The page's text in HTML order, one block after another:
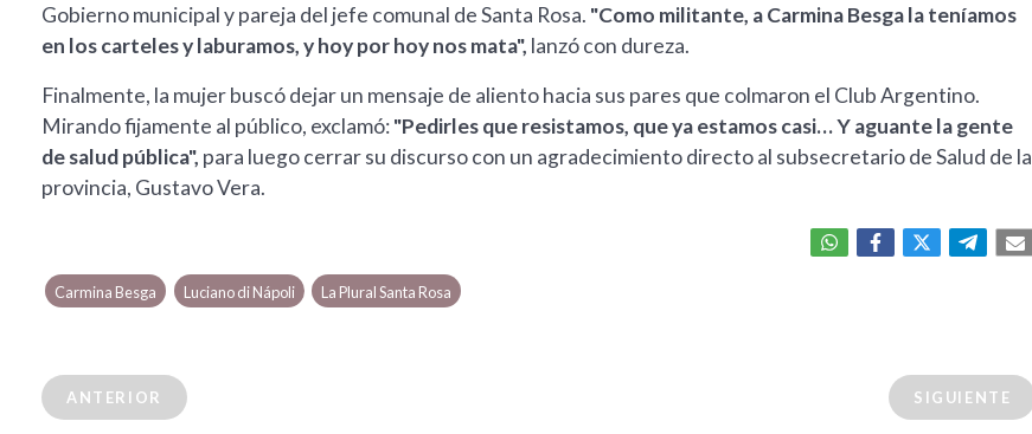
Gobierno municipal y pareja del jefe comunal de Santa Rosa. "Como militante, a Carmina Besga la teníamos
en los carteles y laburamos, y hoy por hoy nos mata", lanzó con dureza.
Finalmente, la mujer buscó dejar un mensaje de aliento hacia sus pares que colmaron el Club Argentino.
Mirando fijamente al público, exclamó:"Pedirles que resistamos, que ya estamos casi… Y aguante la gente
de salud pública", para luego cerrar su discurso con un agradecimiento directo al subsecretario de Salud de la
provincia, Gustavo Vera.
Carmina Besga Luciano di Nápoli La Plural Santa Rosa
ANTERIOR SIGUIENTE